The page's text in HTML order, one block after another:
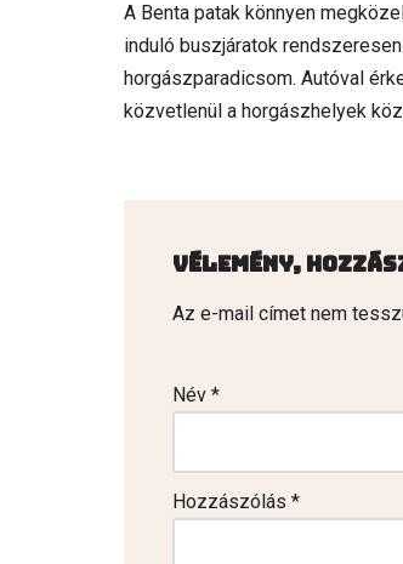
A Benta patak könnyen
induló buszjáratok
horgászparadicsom. Autóval
közvetlenül a horgászhelyek
Vélemény,
Az e-mail címet nem
Név *
Hozzászólás *